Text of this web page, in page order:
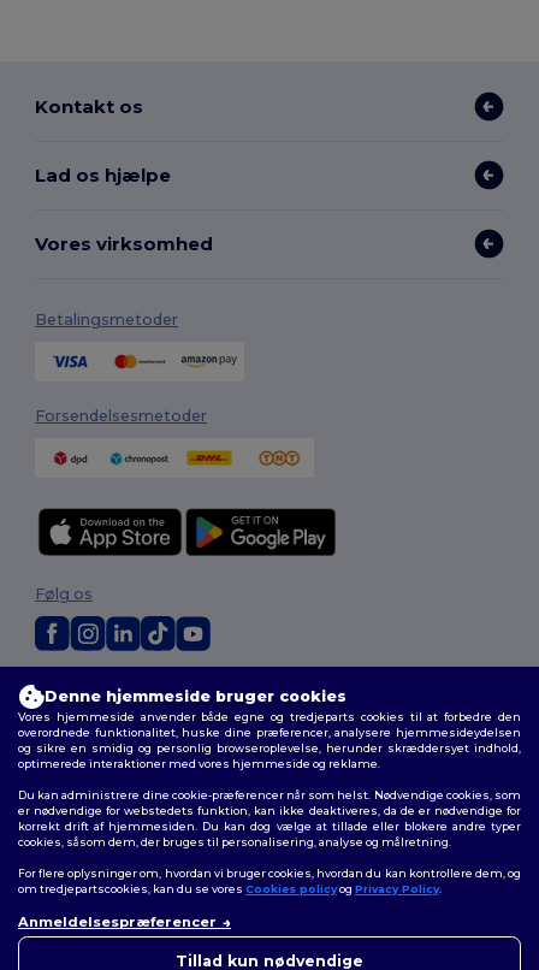
Kontakt os
Lad os hjælpe
Vores virksomhed
Betalingsmetoder
Forsendelsesmetoder
Vilkår og Betingelser
|Tilpasset politik Fortrolighedspolitik|
Politik for
cookies|Sitemap
Følg os
Denne hjemmeside bruger cookies
Vores hjemmeside anvender både egne og tredjeparts cookies til at forbedre den
overordnede funktionalitet, huske dine præferencer, analysere hjemmesideydelsen
og sikre en smidig og personlig browseroplevelse, herunder skræddersyet indhold,
optimerede interaktioner med vores hjemmeside og reklame.
Du kan administrere dine cookie-præferencer når som helst. Nødvendige cookies, som
er nødvendige for webstedets funktion, kan ikke deaktiveres, da de er nødvendige for
korrekt drift af hjemmesiden. Du kan dog vælge at tillade eller blokere andre typer
cookies, såsom dem, der bruges til personalisering, analyse og målretning.
For flere oplysninger om, hvordan vi bruger cookies, hvordan du kan kontrollere dem, og
om tredjepartscookies, kan du se vores Cookies policyog Privacy Policy.
Anmeldelsespræferencer
Tillad kun nødvendige